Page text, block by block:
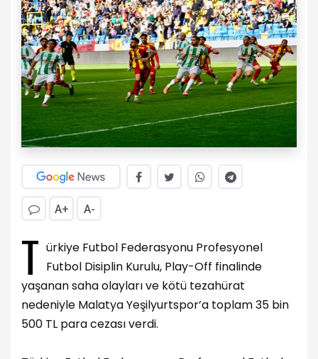
A+ A-
T ürkiye Futbol Federasyonu Profesyonel
Futbol Disiplin Kurulu, Play-Off finalinde
yaşanan saha olayları ve kötü tezahürat
nedeniyle Malatya Yeşilyurtspor’a toplam 35 bin
500 TL para cezası verdi.